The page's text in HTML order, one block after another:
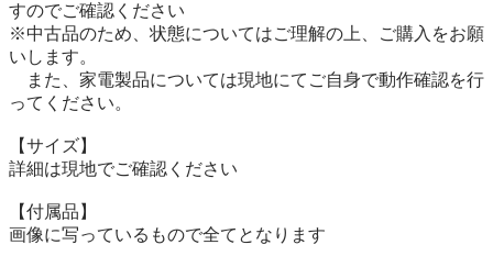
すのでご確認ください
※中古品のため、状態についてはご理解の上、ご購入をお願
いします。
また、家電製品については現地にてご自身で動作確認を行
ってください。
【サイズ】
詳細は現地でご確認ください
【付属品】
画像に写っているもので全てとなります